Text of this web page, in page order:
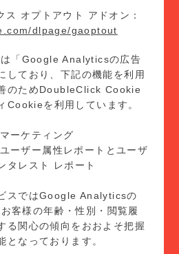
オプトアウト アドオン：
dlpage/gaoptout
は「Google Analyticsの広告
しており、下記の機能を利用
のためDoubleClick Cookie
Cookieを利用しています。
ーケティング
ーザー属性レポートとユーザ
タレスト レポート
スではGoogle Analyticsの
客様の年齢・性別・閲覧履
る関心の傾向をおおよそ把握
となっております。